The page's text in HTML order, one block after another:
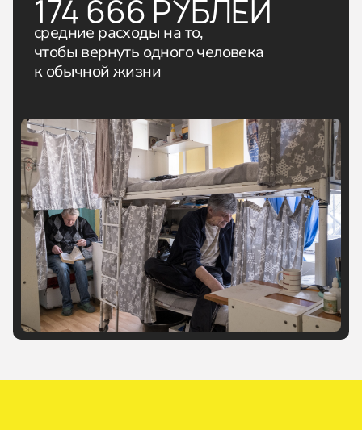
174 666 РУБЛЕЙ
средние расходы на то,
чтобы вернуть одного человека
к обычной жизни